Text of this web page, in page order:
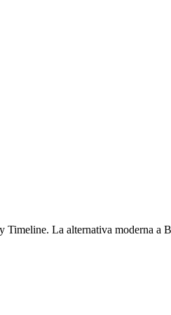
La alternativa moderna a